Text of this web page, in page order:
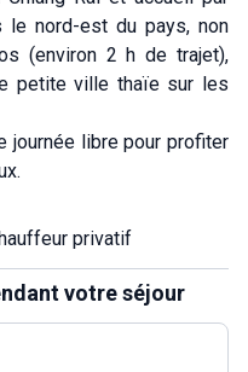
le nord-est du pays, non
(environ 2 h de trajet),
petite ville thaïe sur les
journée libre pour profiter
privatif
votre séjour